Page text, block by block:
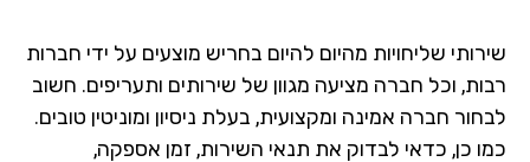
שליחויות מהיום להיום בחריש מוצעים על ידי חברות
וכל חברה מציעה מגוון של שירותים ותעריפים. חשוב
חברה אמינה ומקצועית, בעלת ניסיון ומוניטין טובים.
כן, כדאי לבדוק את תנאי השירות, זמן אספקה,